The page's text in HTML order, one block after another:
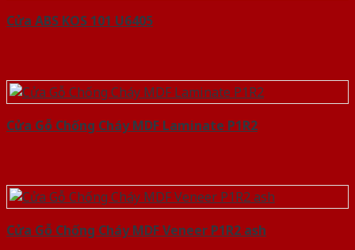
Cửa ABS KOS 101 U6405
Cửa Gỗ Chống Cháy MDF Laminate P1R2
Cửa Gỗ Chống Cháy MDF Veneer P1R2 ash